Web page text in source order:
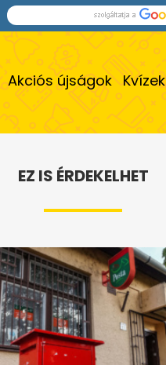
Akciós újságok Kvízek
EZ IS ÉRDEKELHET